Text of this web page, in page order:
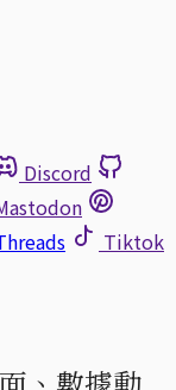
Discord
Tiktok